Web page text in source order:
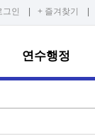
그인 + 즐겨찾기
연수행정